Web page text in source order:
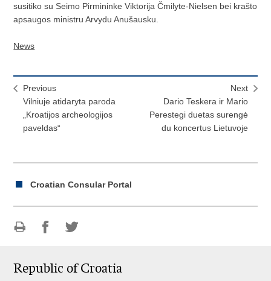
susitiko su Seimo Pirmininke Viktorija Čmilyte-Nielsen bei krašto
apsaugos ministru Arvydu Anušausku.
News
Previous
Vilniuje atidaryta paroda
„Kroatijos archeologijos
paveldas“
Next
Dario Teskera ir Mario
Perestegi duetas surengė
du koncertus Lietuvoje
Croatian Consular Portal
page
FacebookTwitteru
Republic of Croatia